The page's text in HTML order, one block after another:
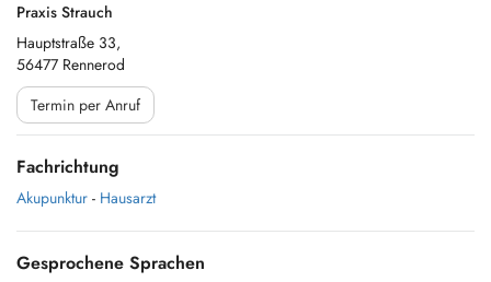
Praxis Strauch
Hauptstraße 33,
56477 Rennerod
Termin per Anruf
Fachrichtung
Akupunktur - Hausarzt
Gesprochene Sprachen